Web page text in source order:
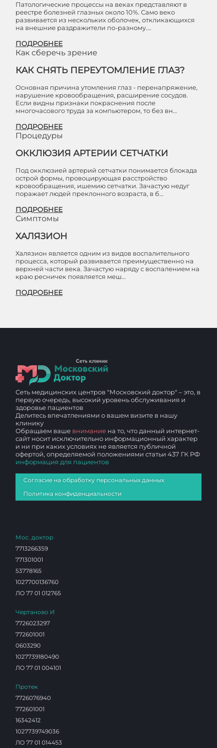
Патологические процессы на веках представляют в
реестре болезней глазных около 10%. Само веко
развивается из нескольких оболочек, откликающихся
на внешние раздражители по-разному.…
ПОДРОБНЕЕ
Как сберечь зрение
КАК СНЯТЬ ПЕРЕУТОМЛЕНИЕ ГЛАЗ?
Основная причина утомления глаз - перенапряжение,
нарушение кровообращения, расширение сосудов.
Если видны признаки покраснения после
многочасового труда за компьютером, то без вн…
ПОДРОБНЕЕ
Процедуры
ОККЛЮЗИЯ АРТЕРИИ СЕТЧАТКИ
Под окклюзией артерий сетчатки понимается блокада
острой формы, провоцирующая расстройство
кровообращения, ишемию сетчатки. Зачастую недуг
поражает людей преклонного возраста, в б…
ПОДРОБНЕЕ
Симптомы
ХАЛЯЗИОН
Халязион является одним из видов воспалительного
процесса, который развивается преимущественно на
верхней части века. Зачастую наряду с воспалением на
краю ресничек появляется меш…
ПОДРОБНЕЕ
Сеть медицинских центров "Московский доктор" – это, в
первую очередь, высокий уровень обслуживания и
здоровье пациентов
Делитесь впечатлениями о вашем визите в нашу
клинику
Обращаем ваше внимание на то, что данный интернет-
сайт носит исключительно информационный характер
и ни при каких условиях не является публичной
офертой, определяемой положениями статьи 437 ГК РФ
информация для пациентов
Согласие на обработку персональных данных
Политика конфиденциальности
Мос. доктор
7713266359
771301001
53778165
1027700136760
ЛО 77 01 012765
Чертаново И
7726023297
772601001
0603290
1027739180490
ЛО 77 01 004101
Протек
7726076940
772601001
16342412
1027739749036
ЛО 77 01 014453